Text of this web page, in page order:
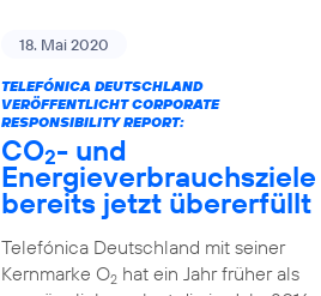
18. Mai 2020
TELEFÓNICA DEUTSCHLAND
VERÖFFENTLICHT CORPORATE
RESPONSIBILITY REPORT:
CO2- und
Energieverbrauchsziele
bereits jetzt übererfüllt
Telefónica Deutschland mit seiner
Kernmarke O2hat ein Jahr früher als